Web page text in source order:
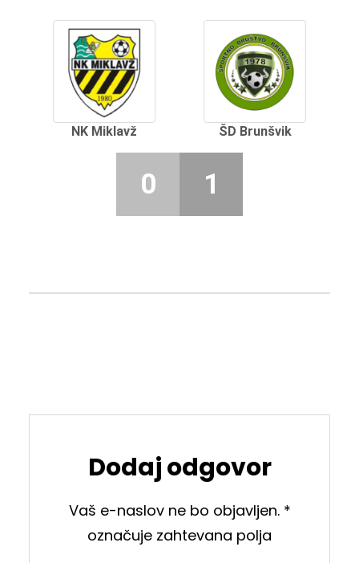
NK Miklavž ŠD Brunšvik
0 1
Dodaj odgovor
Vaš e-naslov ne bo objavljen. *
označuje zahtevana polja